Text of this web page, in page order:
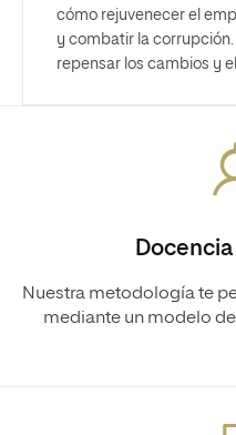
cómo rejuvenecer el
y combatir la
repensar los cambios y
Nuestra metodología te
mediante un modelo